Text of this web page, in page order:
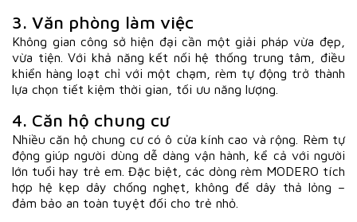
3. Văn phòng làm việc
Không gian công sở hiện đại cần một giải pháp vừa đẹp,
vừa tiện. Với khả năng kết nối hệ thống trung tâm, điều
khiển hàng loạt chỉ với một chạm, rèm tự động trở thành
lựa chọn tiết kiệm thời gian, tối ưu năng lượng.
4. Căn hộ chung cư
Nhiều căn hộ chung cư có ô cửa kính cao và rộng. Rèm tự
động giúp người dùng dễ dàng vận hành, kể cả với người
lớn tuổi hay trẻ em. Đặc biệt, các dòng rèm MODERO tích
hợp hệ kẹp dây chống nghẹt, không để dây thả lỏng –
đảm bảo an toàn tuyệt đối cho trẻ nhỏ.